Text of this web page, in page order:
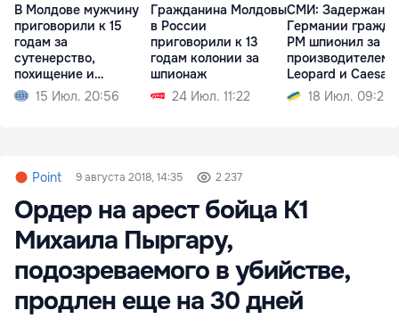
В Молдове мужчину
приговорили к 15
годам за
сутенерство,
похищение и
изнасилование
15 Июл. 20:56
Гражданина Молдовы
в России
приговорили к 13
годам колонии за
шпионаж
24 Июл. 11:22
СМИ:
Германии
РМ шпионил за
производителем
Leopard и Caesar
18 Июл. 09:25
Point 9 августа 2018, 14:35 2 237
Ордер на арест бойца K1
Михаила Пыргару,
подозреваемого в убийстве,
продлен еще на 30 дней